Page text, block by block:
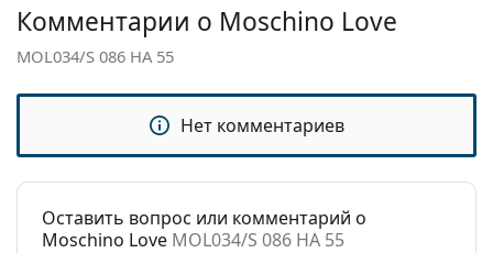
Пол:
Женские
Категория:
Бренд:
Moschino Love
Использование:
Мода
Комментарии о Moschino Love
MOL034/S 086 HA 55
Нет комментариев
Оставить вопрос или комментарий о
Moschino Love MOL034/S 086 HA 55